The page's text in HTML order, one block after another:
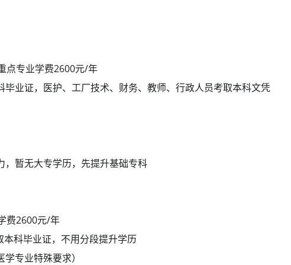
点专业学费2600元/年
业证，医护、工厂技术、财务、教师、行政人员考取本科文凭
暂无大专学历，先提升基础专科
费2600元/年
科毕业证，不用分段提升学历
专业特殊要求）